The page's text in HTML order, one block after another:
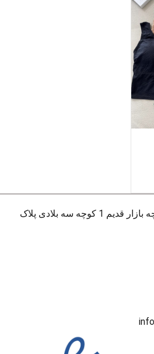
بوشهر دهدشتی کوچه بازار قدیم 1 کوچه سه بلادی پلاک